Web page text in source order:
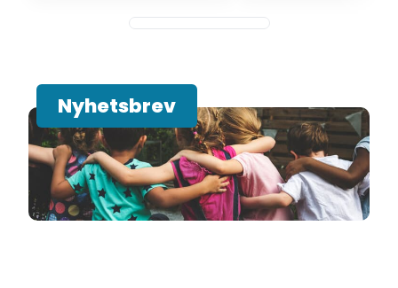
Nyhetsbrev